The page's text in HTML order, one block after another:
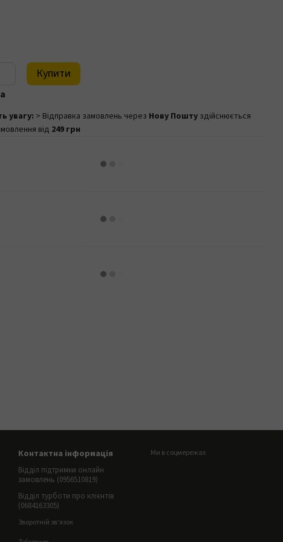
Купити
увагу: > Відправка замовлень через Нову Пошту здійснюється
від 249 грн
Контактна інформація
Відділ підтримки онлайн
замовлень (0956510819)
Відділ турботи про клієнтів
(0684163305)
Зворотній зв'язок
Ми в соцмережах